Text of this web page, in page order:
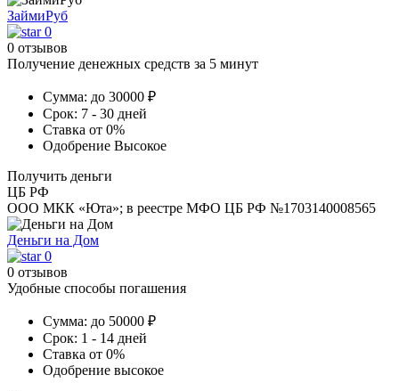
ЗаймиРуб
0
0 отзывов
Получение денежных средств за 5 минут
Сумма: до 30000 ₽
Срок: 7 - 30 дней
Ставка от 0%
Одобрение Высокое
Получить деньги
ЦБ РФ
ООО МКК «Юта»; в реестре МФО ЦБ РФ №1703140008565
Деньги на Дом
0
0 отзывов
Удобные способы погашения
Сумма: до 50000 ₽
Срок: 1 - 14 дней
Ставка от 0%
Одобрение высокое